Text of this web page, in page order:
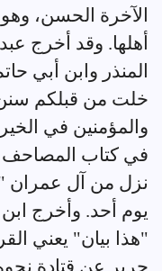
الآخرة الحسن، وهو
أهلها. وقد أخرج
المنذر وابن أبي
خلت من قبلكم
والمؤمنين في
في كتاب المصاحف
نزل من آل عمران
يوم أحد. وأخرج
"هذا بيان" يعني